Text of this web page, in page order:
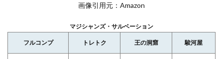
画像引用元：Amazon
マジシャンズ・サルベーション
フルコンプ トレトク 王の洞窟 駿河屋